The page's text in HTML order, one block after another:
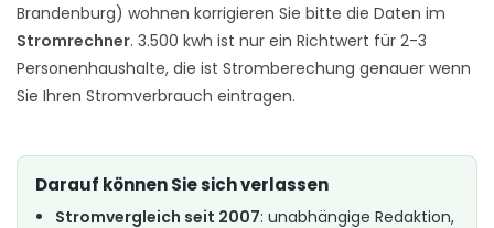
Brandenburg) wohnen korrigieren Sie bitte die Daten im
Stromrechner. 3.500 kwh ist nur ein Richtwert für 2-3
Personenhaushalte, die ist Stromberechung genauer wenn
Sie Ihren Stromverbrauch eintragen.
Darauf können Sie sich verlassen
Stromvergleich seit 2007: unabhängige Redaktion,